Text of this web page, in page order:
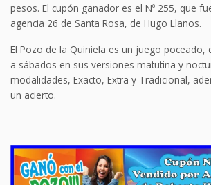
pesos. El cupón ganador es el Nº 255, que
agencia 26 de Santa Rosa, de Hugo Llanos.
El Pozo de la Quiniela es un juego poceado,
a sábados en sus versiones matutina y
modalidades, Exacto, Extra y Tradicional,
un acierto.